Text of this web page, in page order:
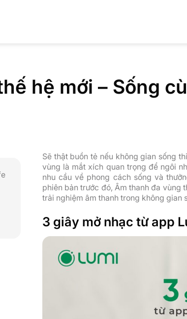
hệ mới – Sống
Sẽ thật buồn tẻ nếu không gian sống
vùng là mắt xích quan trọng để ngôi
nhu cầu về phong cách sống và
phiên bản trước đó, Âm thanh đa vùng
trải nghiệm âm thanh trong không gian
3 giây mở nhạc từ app